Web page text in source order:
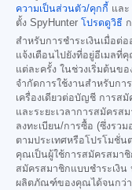
ความเป็นส่วนตัว/คุกกี้ และ
ตั้ง SpyHunter โปรดดูวิธี
สำหรับการชำระเงินเมื่อต่
แจ้งเตือนไปยังที่อยู่อีเมลที่
แต่ละครั้ง ในช่วงเริ่มต้นข
จำกัดการใช้งานสำหรับกา
เครื่องเดียวต่อบัญชี การส
และระยะเวลาการสมัคร
ลงทะเบียน/การซื้อ (ซึ่งรว
ตามประเทศหรือโปรโมชั่น
คุณเป็นผู้ใช้การสมัครสมาชิ
สมัครสมาชิกแบบชำระเงิ
ผลิตภัณฑ์ของคุณได้จนกว่า